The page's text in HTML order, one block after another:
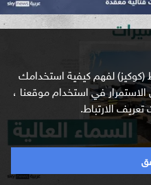
لفهم كيفية استخدامك
في استخدام موقعنا ،
الارتباط.